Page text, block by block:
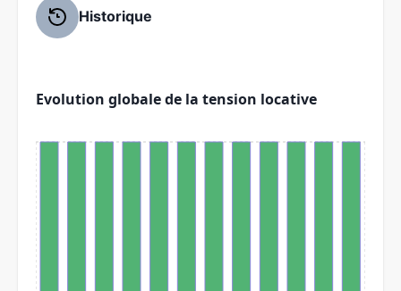
Historique
Evolution globale de la tension locative